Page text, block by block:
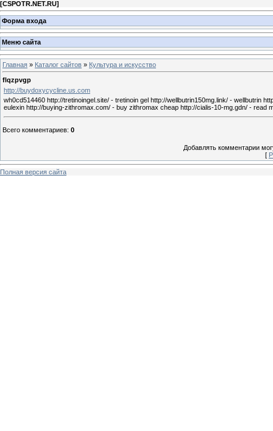
[CSPOTR.NET.RU]
Форма входа
Меню сайта
Главная » Каталог сайтов » Культура и искусство
flqzpvgp
http://buydoxycycline.us.com
wh0cd514460 http://tretinoingel.site/ - tretinoin gel http://wellbutrin150mg.link/ - wellbutrin
eulexin http://buying-zithromax.com/ - buy zithromax cheap http://cialis-10-mg.gdn/ - read
Всего комментариев: 0
Добавлять комментарии
[
Полная версия сайта